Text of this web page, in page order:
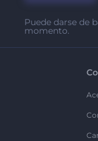
Puede darse de
momento.